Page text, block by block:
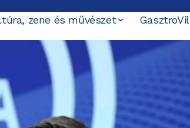
zene és művészet